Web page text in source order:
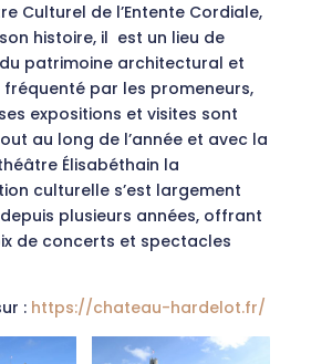
Culturel de l’Entente Cordiale,
histoire, il est un lieu de
patrimoine architectural et
fréquenté par les promeneurs,
expositions et visites sont
au long de l’année et avec la
Élisabéthain la
culturelle s’est largement
plusieurs années, offrant
de concerts et spectacles
: https://chateau-hardelot.fr/